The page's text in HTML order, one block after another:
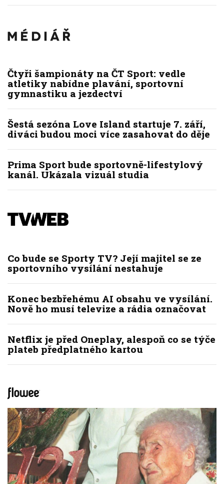
Čtyři šampionáty na ČT Sport: vedle
atletiky nabídne plavání, sportovní
gymnastiku a jezdectví
Šestá sezóna Love Island startuje 7. září,
diváci budou moci více zasahovat do děje
Prima Sport bude sportovně-lifestylový
kanál. Ukázala vizuál studia
Co bude se Sporty TV? Její majitel se ze
sportovního vysílání nestahuje
Konec bezbřehému AI obsahu ve vysílání.
Nově ho musí televize a rádia označovat
Netflix je před Oneplay, alespoň co se týče
plateb předplatného kartou